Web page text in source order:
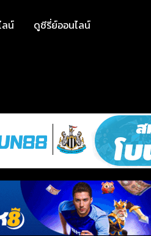
ลน์ ดูซีรี่ย์ออนไลน์